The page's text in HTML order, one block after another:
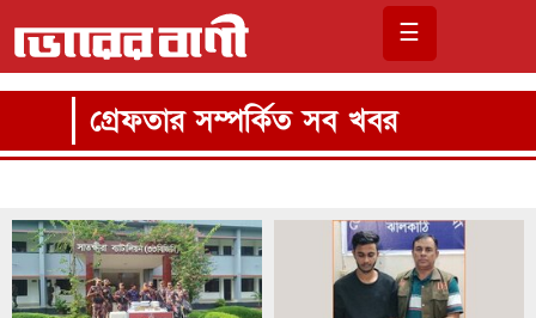
☰
গ্রেফতার সম্পর্কিত সব খবর